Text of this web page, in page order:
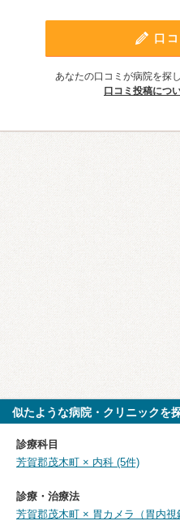
口
あなたの口コミが病院を探
口コミ投稿につ
似たような病院・クリニックを
診療科目
芳賀郡茂木町 × 内科 (5件)
診療・治療法
芳賀郡茂木町 × 胃カメラ（胃内視